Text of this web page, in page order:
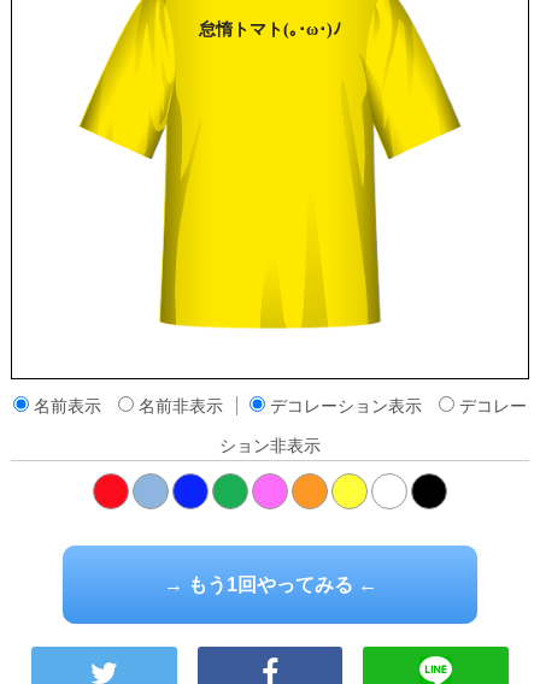
怠惰 トマト(｡･ω･)ﾉ
名前表示 名前非表示 デコレーション表示 デコレー
ション非表示
→ もう1回やってみる ←